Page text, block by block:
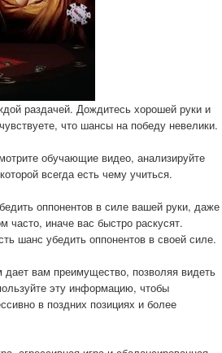
раздачей. Дождитесь хорошей руки и
что шансы на победу невелики.
обучающие видео, анализируйте
всегда есть чему учиться.
оппонентов в силе вашей руки, даже
часто, иначе вас быстро раскусят.
шанс убедить оппонентов в своей силе.
вам преимущество, позволяя видеть
эту информацию, чтобы
в поздних позициях и более